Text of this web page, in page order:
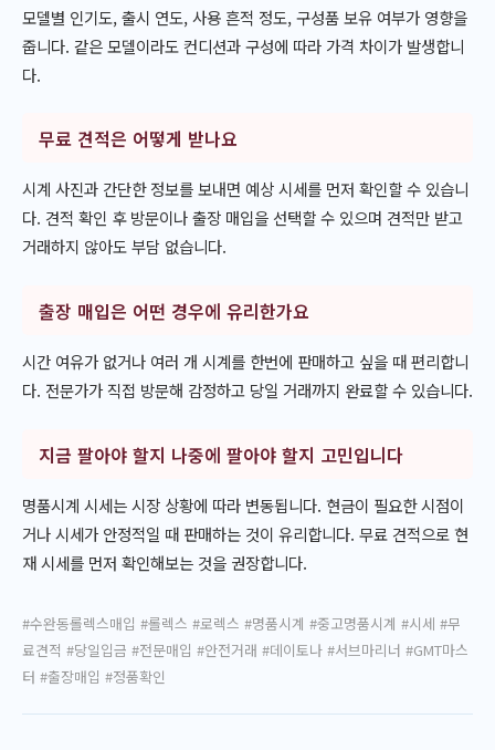
모델별 인기도, 출시 연도, 사용 흔적 정도, 구성품 보유 여부가 영향을
줍니다. 같은 모델이라도 컨디션과 구성에 따라 가격 차이가 발생합니
다.
무료 견적은 어떻게 받나요
시계 사진과 간단한 정보를 보내면 예상 시세를 먼저 확인할 수 있습니
다. 견적 확인 후 방문이나 출장 매입을 선택할 수 있으며 견적만 받고
거래하지 않아도 부담 없습니다.
출장 매입은 어떤 경우에 유리한가요
시간 여유가 없거나 여러 개 시계를 한번에 판매하고 싶을 때 편리합니
다. 전문가가 직접 방문해 감정하고 당일 거래까지 완료할 수 있습니다.
지금 팔아야 할지 나중에 팔아야 할지 고민입니다
명품시계 시세는 시장 상황에 따라 변동됩니다. 현금이 필요한 시점이
거나 시세가 안정적일 때 판매하는 것이 유리합니다. 무료 견적으로 현
재 시세를 먼저 확인해보는 것을 권장합니다.
#수완동롤렉스매입 #롤렉스 #로렉스 #명품시계 #중고명품시계 #시세 #무
료견적 #당일입금 #전문매입 #안전거래 #데이토나 #서브마리너 #GMT마스
터 #출장매입 #정품확인